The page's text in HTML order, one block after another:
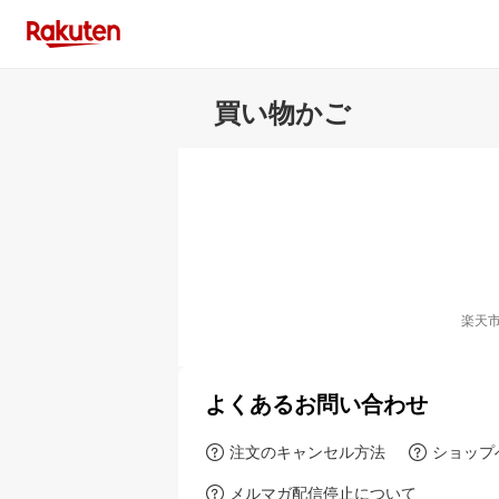
買い物かご
楽天
よくあるお問い合わせ
注文のキャンセル方法 ショッ
メルマガ配信停止について